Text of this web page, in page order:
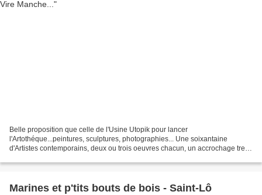
Belle proposition que celle de l'Usine Utopik pour lancer
l'Artothéque...peintures, sculptures, photographies... Une soixantaine
d'Artistes contemporains, deux ou trois oeuvres chacun, un accrochage tres
Marines et p'tits bouts de bois - Saint-Lô